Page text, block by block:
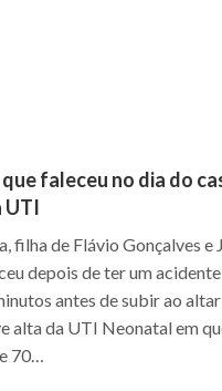
faleceu no dia do
UTI
filha de Flávio Gonçalves e
depois de ter um
antes de subir ao
alta da UTI Neonatal em
70…